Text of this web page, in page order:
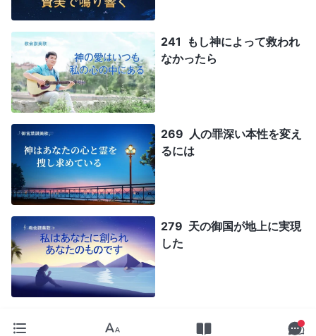
241 もし神によって救われ
なかったら
269 人の罪深い本性を変え
るには
279 天の御国が地上に実現
した